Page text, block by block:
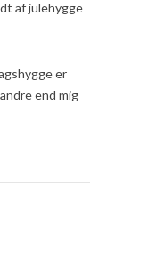
af julehygge
er
end mig